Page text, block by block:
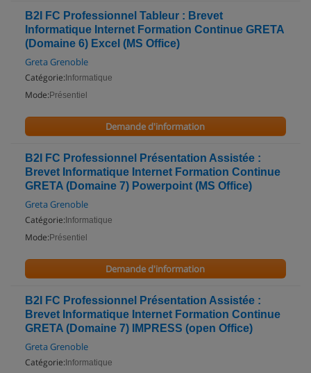
B2I FC Professionnel Tableur : Brevet
Informatique Internet Formation Continue GRETA
(Domaine 6) Excel (MS Office)
Greta Grenoble
Catégorie: Informatique
Mode: Présentiel
Demande d'information
B2I FC Professionnel Présentation Assistée :
Brevet Informatique Internet Formation Continue
GRETA (Domaine 7) Powerpoint (MS Office)
Greta Grenoble
Catégorie: Informatique
Mode: Présentiel
Demande d'information
B2I FC Professionnel Présentation Assistée :
Brevet Informatique Internet Formation Continue
GRETA (Domaine 7) IMPRESS (open Office)
Greta Grenoble
Catégorie: Informatique